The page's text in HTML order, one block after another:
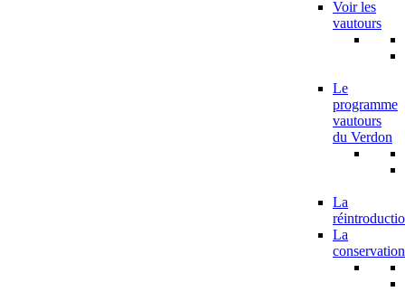
Voir les
vautours
Le
programme
vautours
du Verdon
La
La
conservation